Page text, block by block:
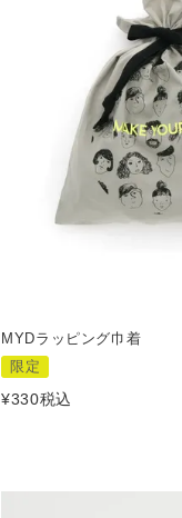
MYDラッピング巾着
限定
¥330税込